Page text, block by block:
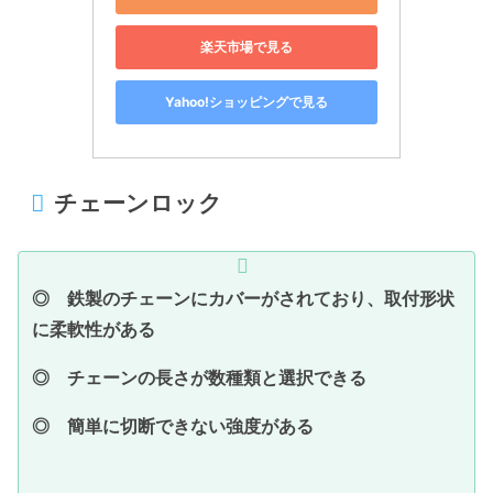
楽天市場で見る
Yahoo!ショッピングで見る
チェーンロック
◎ 鉄製のチェーンにカバーがされており、取付形状
に柔軟性がある
◎ チェーンの長さが数種類と選択できる
◎ 簡単に切断できない強度がある